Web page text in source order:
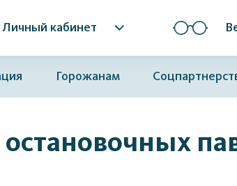
Личный кабинет
Горожанам